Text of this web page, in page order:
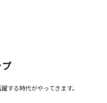
する時代がやってきます。